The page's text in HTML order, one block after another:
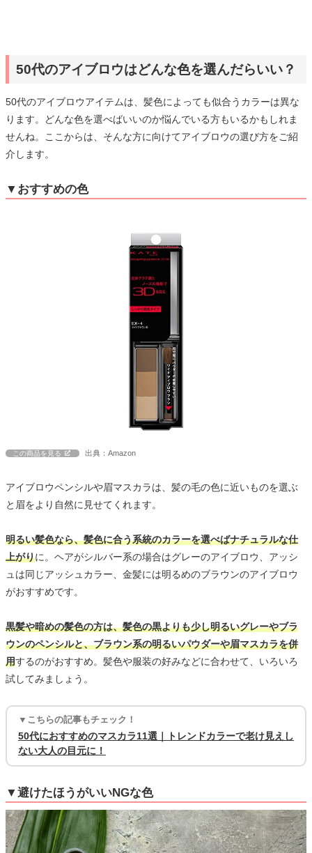
50代のアイブロウはどんな色を選んだらいい？
50代のアイブロウアイテムは、髪色によっても似合うカラーは異な
ります。どんな色を選べばいいのか悩んでいる方もいるかもしれま
せんね。ここからは、そんな方に向けてアイブロウの選び方をご紹
介します。
▼おすすめの色
この商品を見る 出典：Amazon
アイブロウペンシルや眉マスカラは、髪の毛の色に近いものを選ぶ
と眉をより自然に見せてくれます。
明るい髪色なら、髪色に合う系統のカラーを選べばナチュラルな仕
上がりに。ヘアがシルバー系の場合はグレーのアイブロウ、アッシ
ュは同じアッシュカラー、金髪には明るめのブラウンのアイブロウ
がおすすめです。
黒髪や暗めの髪色の方は、髪色の黒よりも少し明るいグレーやブラ
ウンのペンシルと、ブラウン系の明るいパウダーや眉マスカラを併
用するのがおすすめ。髪色や服装の好みなどに合わせて、いろいろ
試してみましょう。
▼こちらの記事もチェック！
50代におすすめのマスカラ11選｜トレンドカラーで老け見えし
ない大人の目元に！
▼避けたほうがいいNGな色